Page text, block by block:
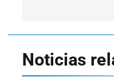
Noticias